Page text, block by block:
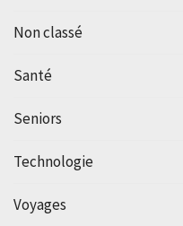
Non classé
Santé
Seniors
Technologie
Voyages